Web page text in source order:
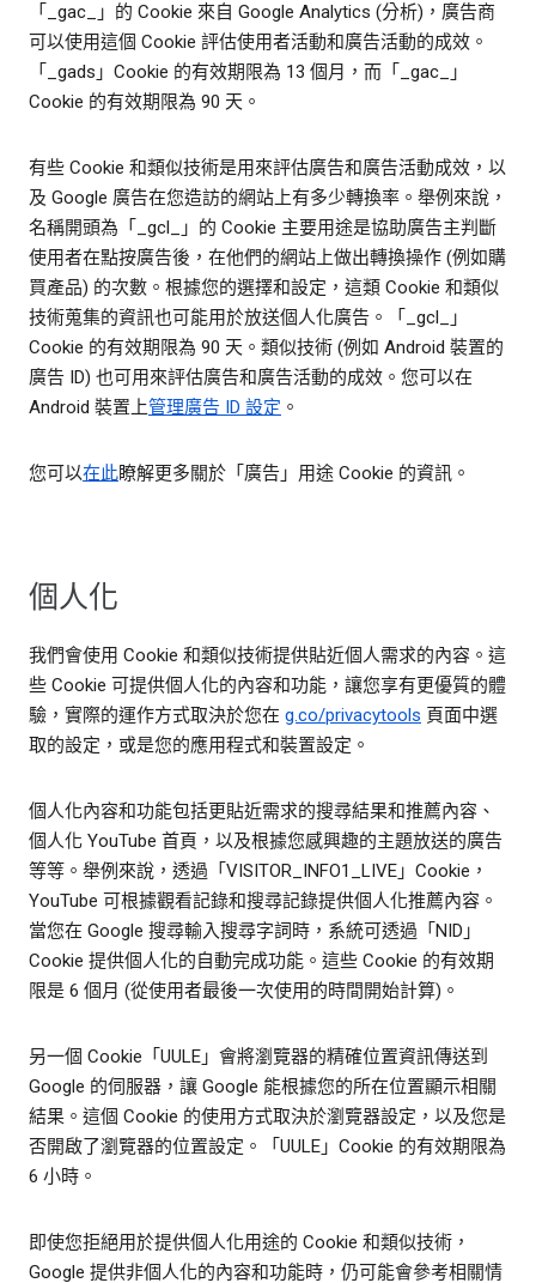
「_gac_」的 Cookie 來自 Google Analytics (分析)，廣告商
可以使用這個 Cookie 評估使用者活動和廣告活動的成效。
「_gads」Cookie 的有效期限為 13 個月，而「_gac_」
Cookie 的有效期限為 90 天。
有些 Cookie 和類似技術是用來評估廣告和廣告活動成效，以
及 Google 廣告在您造訪的網站上有多少轉換率。舉例來說，
名稱開頭為「_gcl_」的 Cookie 主要用途是協助廣告主判斷
使用者在點按廣告後，在他們的網站上做出轉換操作 (例如購
買產品) 的次數。根據您的選擇和設定，這類 Cookie 和類似
技術蒐集的資訊也可能用於放送個人化廣告。「_gcl_」
Cookie 的有效期限為 90 天。類似技術 (例如 Android 裝置的
廣告 ID) 也可用來評估廣告和廣告活動的成效。您可以在
Android 裝置上管理廣告 ID 設定 。
您可以在此瞭解更多關於「廣告」用途 Cookie 的資訊。
個人化
我們會使用 Cookie 和類似技術提供貼近個人需求的內容。這
些 Cookie 可提供個人化的內容和功能，讓您享有更優質的體
驗，實際的運作方式取決於您在 g.co/privacytools 頁面中選
取的設定，或是您的應用程式和裝置設定。
個人化內容和功能包括更貼近需求的搜尋結果和推薦內容、
個人化 YouTube 首頁，以及根據您感興趣的主題放送的廣告
等等。舉例來說，透過「VISITOR_INFO1_LIVE」Cookie，
YouTube 可根據觀看記錄和搜尋記錄提供個人化推薦內容。
當您在 Google 搜尋輸入搜尋字詞時，系統可透過「NID」
Cookie 提供個人化的自動完成功能。這些 Cookie 的有效期
限是 6 個月 (從使用者最後一次使用的時間開始計算)。
另一個 Cookie「UULE」會將瀏覽器的精確位置資訊傳送到
Google 的伺服器，讓 Google 能根據您的所在位置顯示相關
結果。這個 Cookie 的使用方式取決於瀏覽器設定，以及您是
否開啟了瀏覽器的位置設定。「UULE」Cookie 的有效期限為
6 小時。
即使您拒絕用於提供個人化用途的 Cookie 和類似技術，
Google 提供非個人化的內容和功能時，仍可能會參考相關情